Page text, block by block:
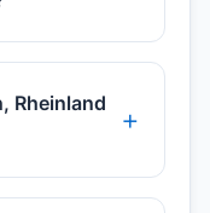
Rheinland